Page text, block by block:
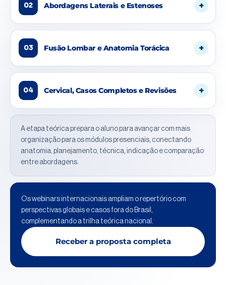
02 Abordagens Laterais e Estenoses
03 Fusão Lombar e Anatomia Torácica
04 Cervical, Casos Completos e Revisões
A etapa teórica prepara o aluno para avançar com mais
organização para os módulos presenciais, conectando
anatomia, planejamento, técnica, indicação e comparação
entre abordagens.
Os webinars internacionais ampliam o repertório com
perspectivas globais e casos fora do Brasil,
complementando a trilha teórica nacional.
Receber a proposta completa